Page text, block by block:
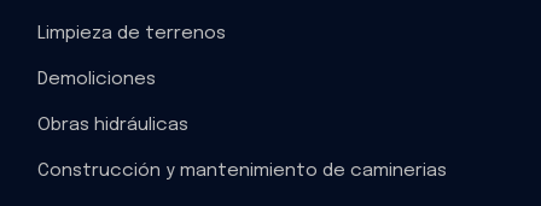
Limpieza de terrenos
Demoliciones
Obras hidráulicas
Construcción y mantenimiento de caminerias